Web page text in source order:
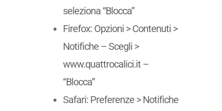
seleziona “Blocca”
Firefox: Opzioni > Contenuti >
Notifiche – Scegli >
www.quattrocalici.it –
“Blocca”
Safari: Preferenze > Notifiche